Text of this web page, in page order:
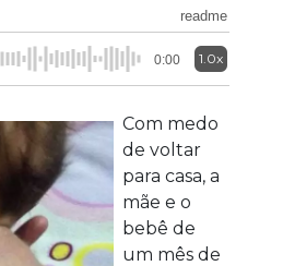
readme
0:00 1.0x
Com medo
de voltar
para casa, a
mãe e o
bebê de
um mês de